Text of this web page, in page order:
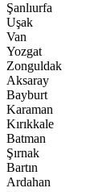
Şanlıurfa
Uşak
Van
Yozgat
Zonguldak
Aksaray
Bayburt
Karaman
Kırıkkale
Batman
Şırnak
Bartın
Ardahan